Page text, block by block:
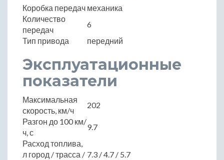
Коробка передач механика
Количество
передач
6
Тип привода
передний
Эксплуатационные
показатели
Максимальная
скорость, км/ч
202
Разгон до 100 км/
ч, с
9.7
Расход топлива,
л город / трасса / 7.3 / 4.7 / 5.7